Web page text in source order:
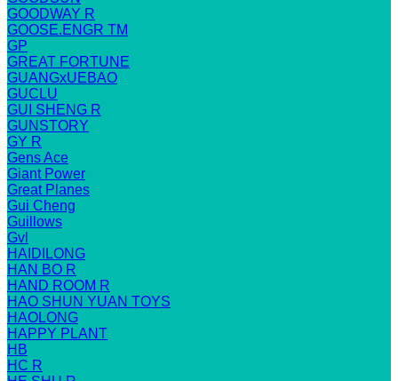
GOODWAY R
GOOSE.ENGR TM
GP
GREAT FORTUNE
GUANGxUEBAO
GUCLU
GUI SHENG R
GUNSTORY
GY R
Gens Ace
Giant Power
Great Planes
Gui Cheng
Guillows
Gvl
HAIDILONG
HAN BO R
HAND ROOM R
HAO SHUN YUAN TOYS
HAOLONG
HAPPY PLANT
HB
HC R